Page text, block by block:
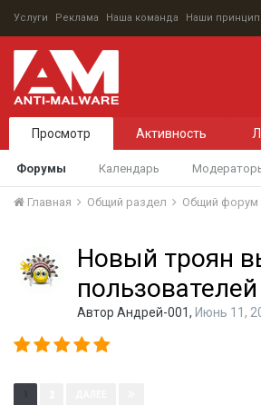
Услуги Реклама Наша команда Наши
Просмотр
Форумы Календарь
Активность
Главная Общий раздел Общий форум
Новый троян
Автор Андрей-001, Июнь 11,